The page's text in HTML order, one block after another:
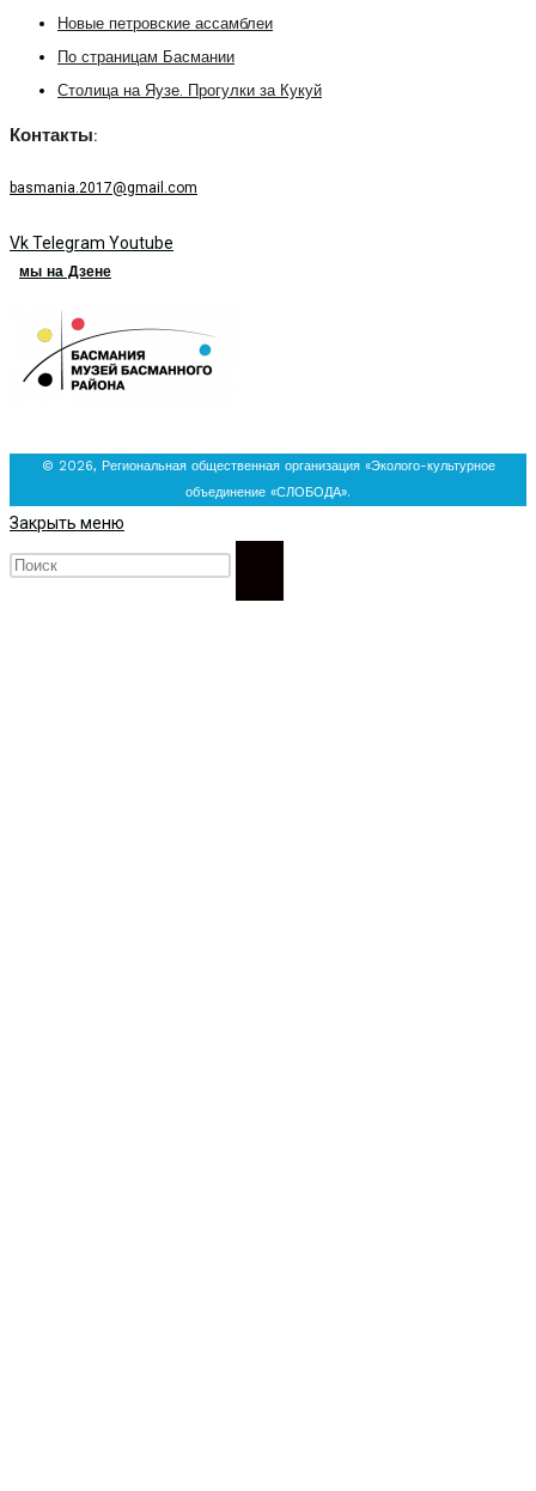
Новые петровские ассамблеи
По страницам Басмании
Столица на Яузе. Прогулки за Кукуй
Контакты:
basmania.2017@gmail.com
VkTelegram Youtube
мы на Дзене
© 2026, Региональная общественная организация «Эколого-культурное
объединение «СЛОБОДА».
Закрыть меню